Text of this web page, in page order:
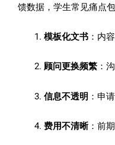
馈数据，学生常见痛点包
模板化文书：内
顾问更换频繁：
信息不透明 ：申
费用不清晰：前